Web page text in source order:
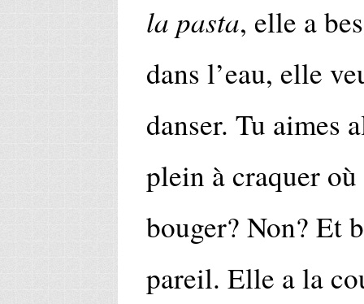
la pasta, elle a
dans l’eau, elle
danser. Tu aimes
plein à craquer
bouger? Non? Et
pareil. Elle a la